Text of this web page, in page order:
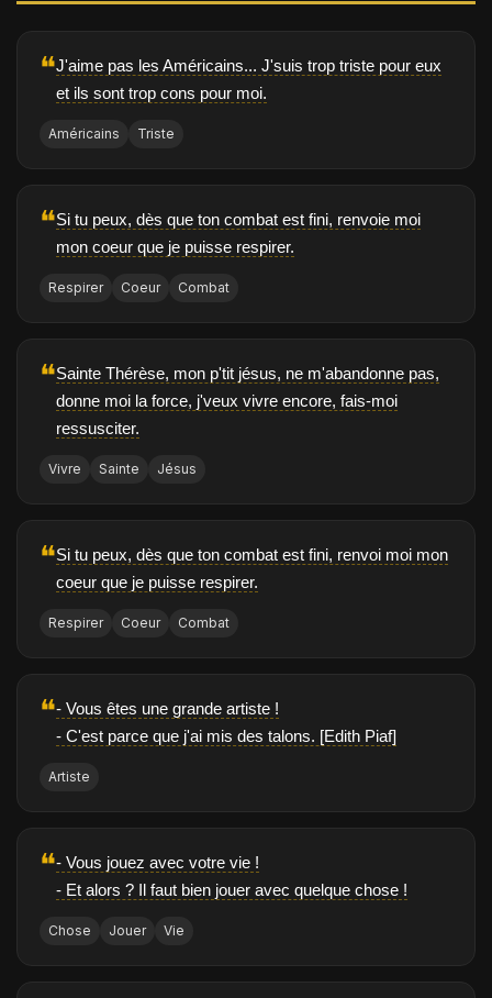
❝J'aime pas les Américains... J'suis trop triste pour eux
et ils sont trop cons pour moi.
Américains Triste
❝Si tu peux, dès que ton combat est fini, renvoie moi
mon coeur que je puisse respirer.
Respirer Coeur Combat
❝Sainte Thérèse, mon p'tit jésus, ne m'abandonne pas,
donne moi la force, j'veux vivre encore, fais-moi
ressusciter.
Vivre Sainte Jésus
❝Si tu peux, dès que ton combat est fini, renvoi moi mon
coeur que je puisse respirer.
Respirer Coeur Combat
❝- Vous êtes une grande artiste !
- C'est parce que j'ai mis des talons. [Edith Piaf]
Artiste
❝- Vous jouez avec votre vie !
- Et alors ? Il faut bien jouer avec quelque chose !
Chose Jouer Vie